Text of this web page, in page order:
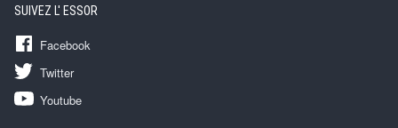
SUIVEZ L' ESSOR
Facebook
Twitter
Youtube